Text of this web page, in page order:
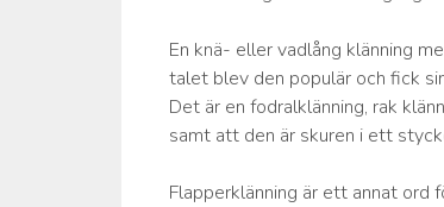
En knä- eller vadlång klänning
talet blev den populär och fick
Det är en fodralklänning, rak
samt att den är skuren i ett
Flapperklänning är ett annat ord